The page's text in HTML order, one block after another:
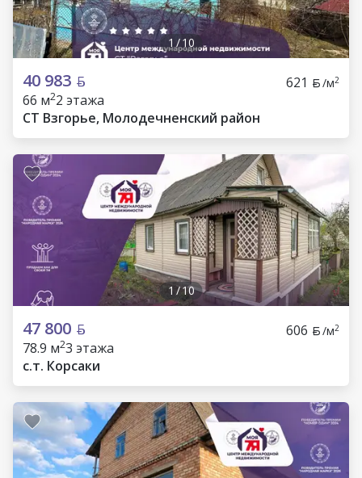
1 /10
40 983 621 /м2
66 м22 этажа
СТ Взгорье, Молодечненский район
1 /10
47 800 606 /м2
78.9 м23 этажа
с.т. Корсаки